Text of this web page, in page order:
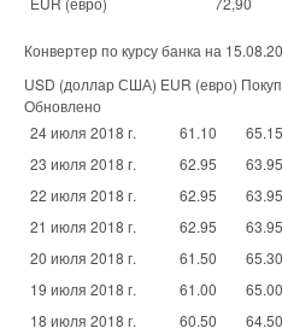
Конвертер по курсу банка на
USD (доллар США) EUR (евро)
Обновлено
24 июля 2018 г.
61.10 65.15
23 июля 2018 г.
62.95 63.95
22 июля 2018 г.
62.95 63.95
21 июля 2018 г.
62.95 63.95
20 июля 2018 г.
61.50 65.30
19 июля 2018 г.
61.00 65.00
18 июля 2018 г.
60.50 64.50